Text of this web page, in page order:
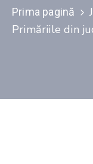
public
instituțională
Prima pagină
Primăriile din